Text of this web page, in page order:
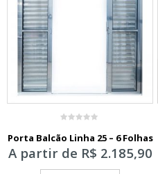
out
5
Porta Balcão Linha 25 – 6 Folhas
A partir de R$ 2.185,90